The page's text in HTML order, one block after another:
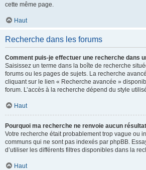
cette même page.
Haut
Recherche dans les forums
Comment puis-je effectuer une recherche dans
Saisissez un terme dans la boîte de recherche
forums ou les pages de sujets. La recherche
cliquant sur le lien « Recherche avancée »
forum. L’accès à la recherche dépend du style
Haut
Pourquoi ma recherche ne renvoie aucun
Votre recherche était probablement trop vague ou
communs qui ne sont pas indexés par phpBB.
d’utiliser les différents filtres disponibles dans la
Haut